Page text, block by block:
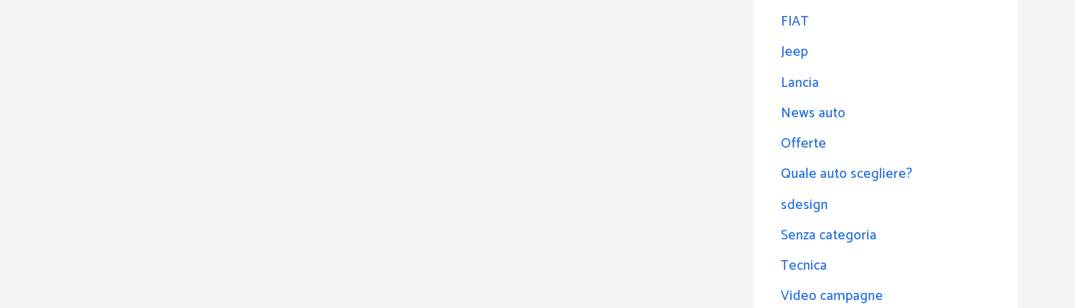
FIAT
Jeep
Lancia
News auto
Offerte
Quale auto scegliere?
sdesign
Senza categoria
Tecnica
Video campagne